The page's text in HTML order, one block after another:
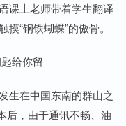
课上老师带着学生翻译
“钢铁蝴蝶”的傲骨。
给你留
在中国东南的群山之
后，由于通讯不畅、油